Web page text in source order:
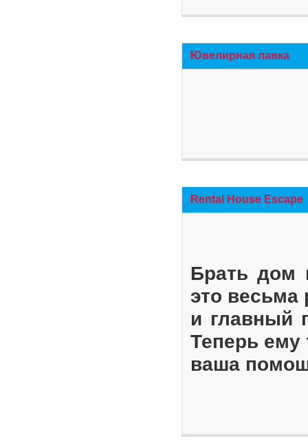
Ювелирная лавка
Rental House Escape
Брать дом
это весьма
и главный
Теперь ему
ваша